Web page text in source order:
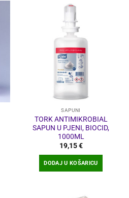
SAPUNI
TORK ANTIMIKROBIAL
SAPUN U PJENI, BIOCID,
1000ML
19,15€
DODAJ U KOŠARICU